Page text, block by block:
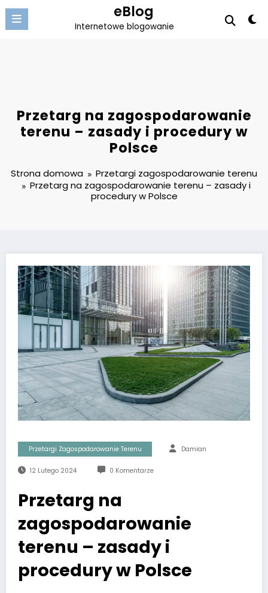
treści
eBlog
Internetowe blogowanie
Przetarg na zagospodarowanie
terenu – zasady i procedury w
Polsce
Strona domowa
Przetargi zagospodarowanie terenu
Przetarg na zagospodarowanie terenu – zasady i
procedury w Polsce
Przetargi Zagospodarowanie Terenu Damian
12 Lutego 2024 0 Komentarze
Przetarg na
zagospodarowanie
terenu – zasady i
procedury w Polsce